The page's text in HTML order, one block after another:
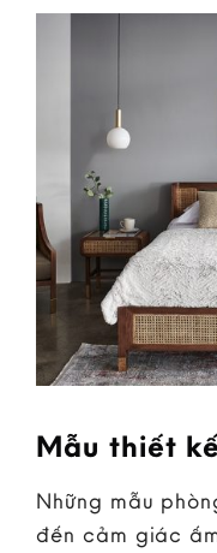
Mẫu thiết
Những mẫu
đến cảm giác